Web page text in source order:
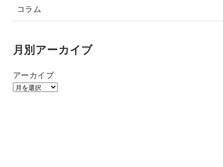
コラム
月別アーカイブ
アーカイブ